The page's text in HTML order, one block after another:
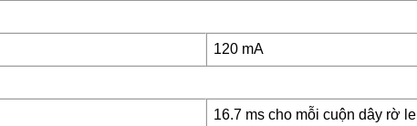
120 mA
16.7 ms cho mỗi cuộn dây rờ le